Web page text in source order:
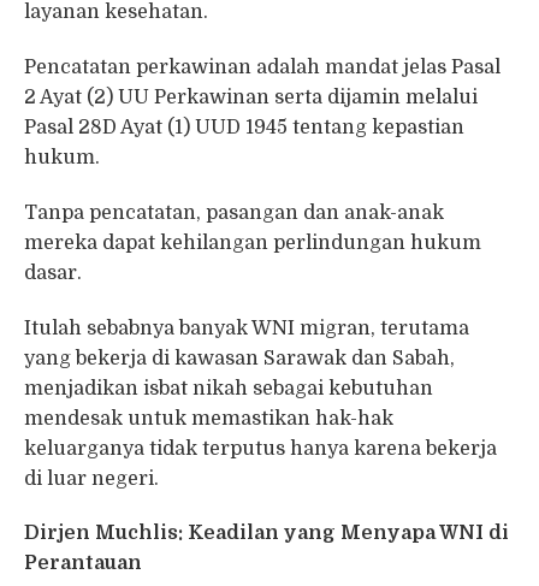
layanan kesehatan.
Pencatatan perkawinan adalah mandat jelas Pasal
2 Ayat (2) UU Perkawinan serta dijamin melalui
Pasal 28D Ayat (1) UUD 1945 tentang kepastian
hukum.
Tanpa pencatatan, pasangan dan anak-anak
mereka dapat kehilangan perlindungan hukum
dasar.
Itulah sebabnya banyak WNI migran, terutama
yang bekerja di kawasan Sarawak dan Sabah,
menjadikan isbat nikah sebagai kebutuhan
mendesak untuk memastikan hak-hak
keluarganya tidak terputus hanya karena bekerja
di luar negeri.
Dirjen Muchlis: Keadilan yang Menyapa WNI di
Perantauan